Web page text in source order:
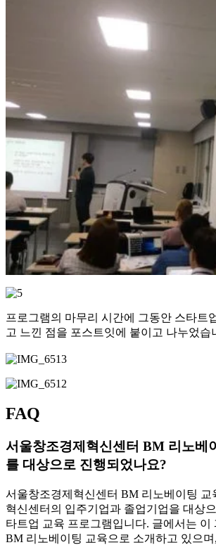
프로그램의 마무리 시간에 그동안 스타트
고 느낀 점을 포스트잇에 붙이고 나누었습
FAQ
서울창조경제혁신센터 BM 리노베
를 대상으로 진행되었나요?
서울창조경제혁신센터 BM 리노베이팅 교
혁신센터의 입주기업과 졸업기업을 대상
타트업 교육 프로그램입니다. 글에서는 이
BM 리노베이팅 교육으로 소개하고 있으